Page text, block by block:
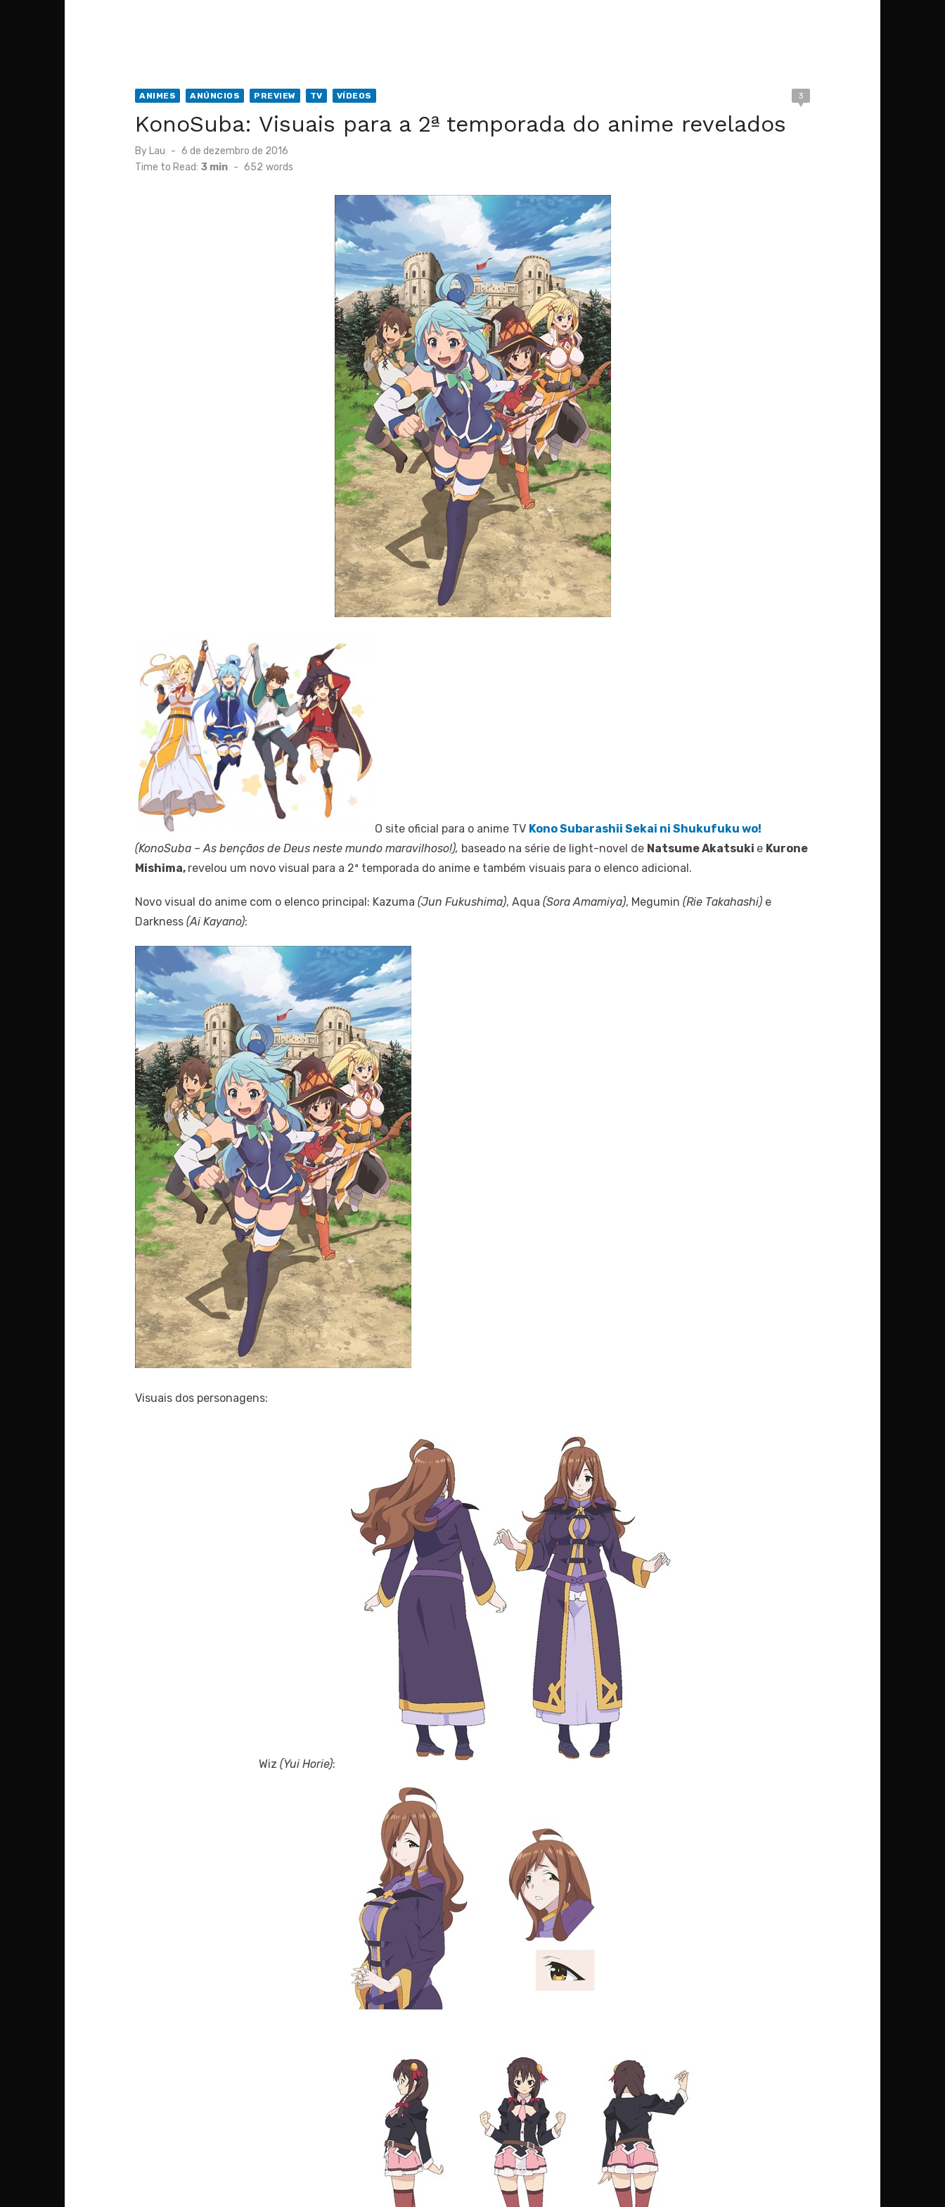
ANIMES ANÚNCIOS PREVIEW TV VÍDEOS 3
KonoSuba: Visuais para a 2ª temporada do anime revelados
By Lau
Posted
on
6 de dezembro de 2016
Time to Read: 3 min - 652 words
O site oficial para o anime TV Kono Subarashii Sekai ni Shukufuku wo!
(KonoSuba – As bençãos de Deus neste mundo maravilhoso!), baseado na série de light-novel de Natsume Akatsuki e Kurone
Mishima, revelou um novo visual para a 2ª temporada do anime e também visuais para o elenco adicional.
Novo visual do anime com o elenco principal: Kazuma (Jun Fukushima), Aqua (Sora Amamiya), Megumin (Rie Takahashi) e
Darkness (Ai Kayano):
Visuais dos personagens:
Wiz (Yui Horie):